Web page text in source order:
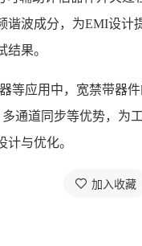
谐波成分，为EMI设计
果。
等应用中，宽禁带器
通道同步等优势，为
与优化。
加入收藏